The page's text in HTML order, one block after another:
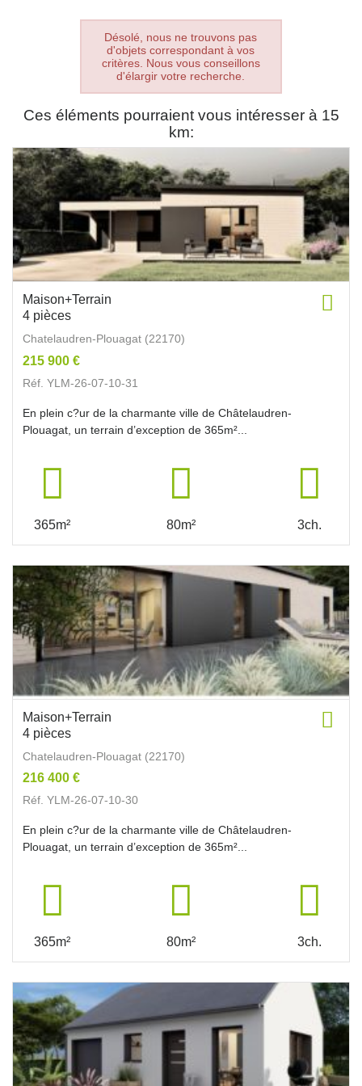
Désolé, nous ne trouvons pas
d'objets correspondant à vos
critères. Nous vous conseillons
d'élargir votre recherche.
Ces éléments pourraient vous intéresser à 15
km:
Maison+Terrain
4 pièces
Chatelaudren-Plouagat (22170)
215 900 €
Réf. YLM-26-07-10-31
En plein c?ur de la charmante ville de Châtelaudren-
Plouagat, un terrain d’exception de 365m²...
365m² 80m² 3ch.
Maison+Terrain
4 pièces
Chatelaudren-Plouagat (22170)
216 400 €
Réf. YLM-26-07-10-30
En plein c?ur de la charmante ville de Châtelaudren-
Plouagat, un terrain d’exception de 365m²...
365m² 80m² 3ch.